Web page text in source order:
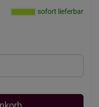
sofort lieferbar